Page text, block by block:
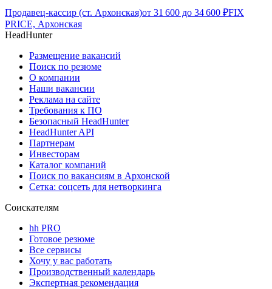
Продавец-кассир (ст. Архонская)от 31 600 до 34 600 ₽FIX
PRICE, Архонская
HeadHunter
Размещение вакансий
Поиск по резюме
О компании
Наши вакансии
Реклама на сайте
Требования к ПО
Безопасный HeadHunter
HeadHunter API
Партнерам
Инвесторам
Каталог компаний
Поиск по вакансиям в Архонской
Сетка: соцсеть для нетворкинга
Соискателям
hh PRO
Готовое резюме
Все сервисы
Хочу у вас работать
Производственный календарь
Экспертная рекомендация